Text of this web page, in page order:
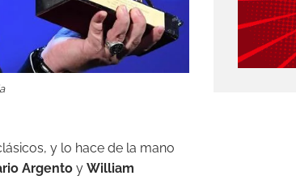
y lo hace de la mano
Argento y William